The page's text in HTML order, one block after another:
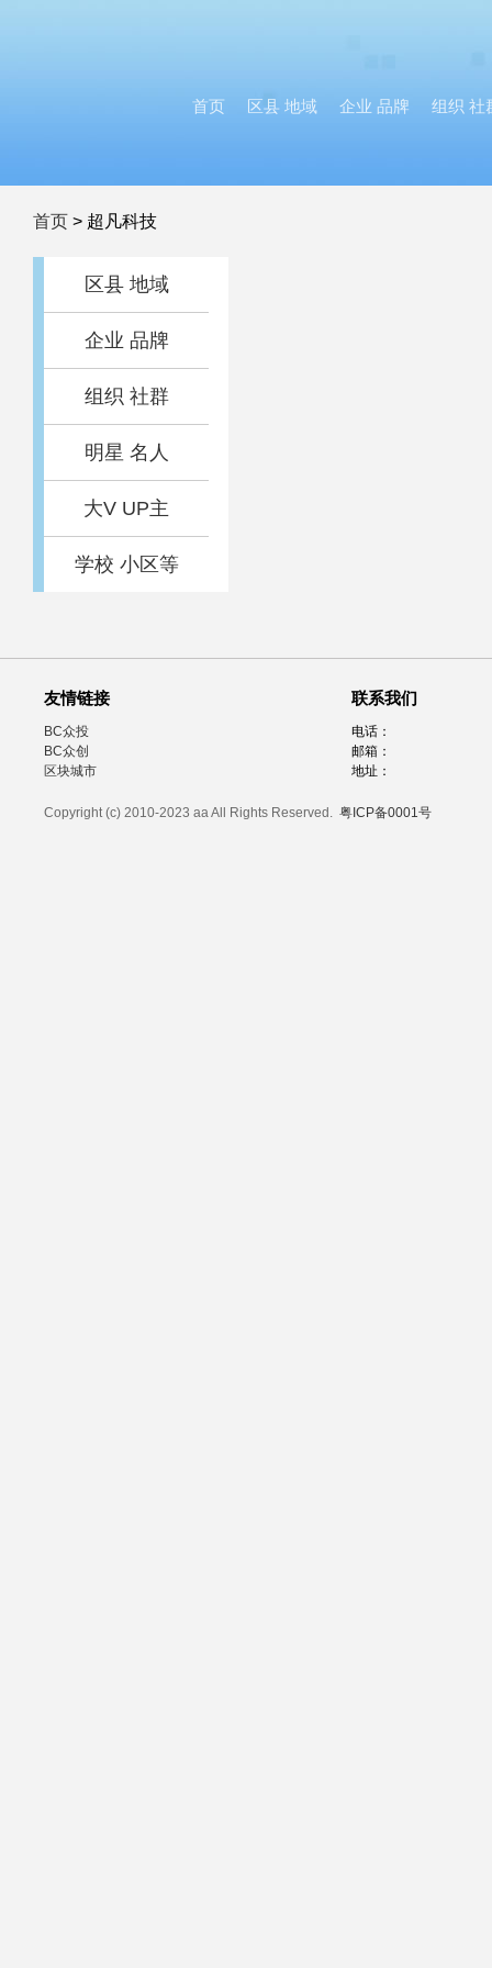
首页 区县 地域 企业 品牌 组织 社
首页 > 超凡科技
区县 地域
企业 品牌
组织 社群
明星 名人
大V UP主
学校 小区等
友情链接
BC众投
BC众创
区块城市
联系我们
电话：
邮箱：
地址：
Copyright (c) 2010-2023 aa All Rights Reserved. 粤ICP备0001号